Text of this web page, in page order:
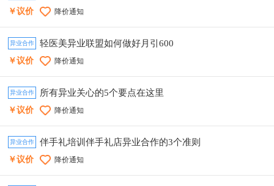
￥议价 降价通知
异业合作 轻医美异业联盟如何做好月引600
￥议价 降价通知
异业合作 所有异业关心的5个要点在这里
￥议价 降价通知
异业合作 伴手礼培训伴手礼店异业合作的3个准则
￥议价 降价通知